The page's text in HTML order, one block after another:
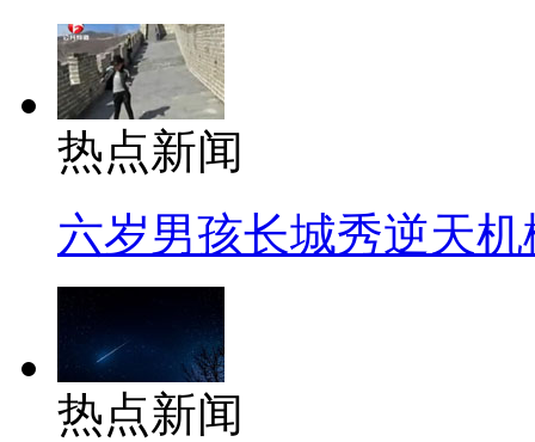
热点新闻
六岁男孩长城秀逆天机
热点新闻